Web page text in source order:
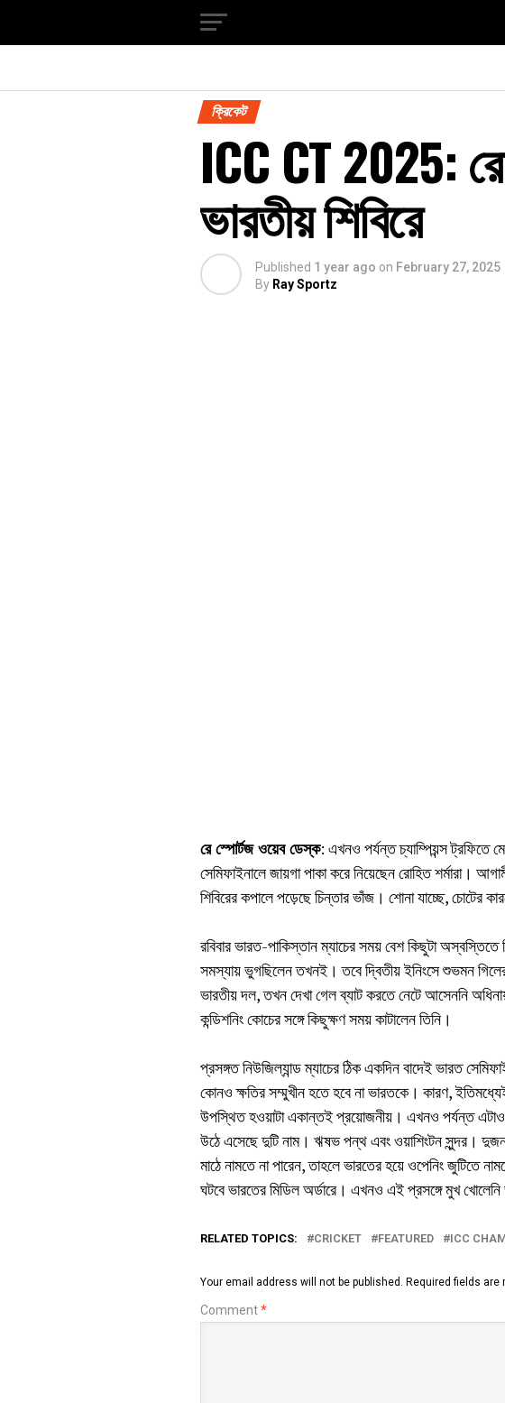
ক্রিকেট
ICC CT 2025:
ভারতীয় শিবিরে
Published 1 year ago on February 27, 2025
By Ray Sportz
রে স্পোর্টজ ওয়েব ডেস্ক: এখনও পর্যন্ত চ্যাম্পিয়ন্স ট্রফিতে
সেমিফাইনালে জায়গা পাকা করে নিয়েছেন রোহিত শর্মারা।
শিবিরের কপালে পড়েছে চিন্তার ভাঁজ। শোনা যাচ্ছে, চোটের
রবিবার ভারত-পাকিস্তান ম্যাচের সময় বেশ কিছুটা
সমস্যায় ভুগছিলেন তখনই। তবে দ্বিতীয় ইনিংসে শুভমন
ভারতীয় দল, তখন দেখা গেল ব্যাট করতে নেটে আসেননি
কন্ডিশনিং কোচের সঙ্গে কিছুক্ষণ সময় কাটালেন তিনি।
প্রসঙ্গত নিউজিল্যান্ড ম্যাচের ঠিক একদিন বাদেই ভারত
কোনও ক্ষতির সম্মুখীন হতে হবে না ভারতকে। কারণ, ইতিমধ্যেই
উপস্থিত হওয়াটা একান্তই প্রয়োজনীয়। এখনও পর্যন্ত এটাও
উঠে এসেছে দুটি নাম। ঋষভ পন্থ এবং ওয়াশিংটন সুন্দর।
মাঠে নামতে না পারেন, তাহলে ভারতের হয়ে ওপেনিং জুটিতে
ঘটবে ভারতের মিডিল অর্ডারে। এখনও এই প্রসঙ্গে মুখ
RELATED TOPICS: CRICKET FEATURED ICC
Your email address will not be published. Required fields are
Comment*